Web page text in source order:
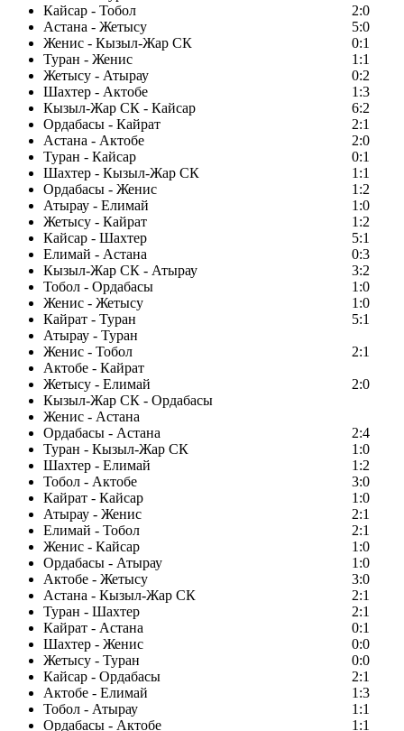
Кайсар - Тобол
2:0
Астана - Жетысу
5:0
Женис - Кызыл-Жар СК
0:1
Туран - Женис
1:1
Жетысу - Атырау
0:2
Шахтер - Актобе
1:3
Кызыл-Жар СК - Кайсар
6:2
Ордабасы - Кайрат
2:1
Астана - Актобе
2:0
Туран - Кайсар
0:1
Шахтер - Кызыл-Жар СК
1:1
Ордабасы - Женис
1:2
Атырау - Елимай
1:0
Жетысу - Кайрат
1:2
Кайсар - Шахтер
5:1
Елимай - Астана
0:3
Кызыл-Жар СК - Атырау
3:2
Тобол - Ордабасы
1:0
Женис - Жетысу
1:0
Кайрат - Туран
5:1
Атырау - Туран
Женис - Тобол
2:1
Актобе - Кайрат
Жетысу - Елимай
2:0
Кызыл-Жар СК - Ордабасы
Женис - Астана
Ордабасы - Астана
2:4
Туран - Кызыл-Жар СК
1:0
Шахтер - Елимай
1:2
Тобол - Актобе
3:0
Кайрат - Кайсар
1:0
Атырау - Женис
2:1
Елимай - Тобол
2:1
Женис - Кайсар
1:0
Ордабасы - Атырау
1:0
Актобе - Жетысу
3:0
Астана - Кызыл-Жар СК
2:1
Туран - Шахтер
2:1
Кайрат - Астана
0:1
Шахтер - Женис
0:0
Жетысу - Туран
0:0
Кайсар - Ордабасы
2:1
Актобе - Елимай
1:3
Тобол - Атырау
1:1
Ордабасы - Актобе
1:1